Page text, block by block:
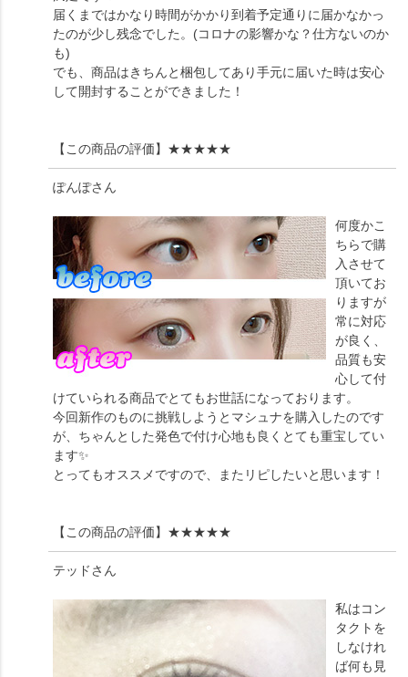
届くまではかなり時間がかかり到着予定通りに届かなかっ
たのが少し残念でした。(コロナの影響かな？仕方ないのか
も)
でも、商品はきちんと梱包してあり手元に届いた時は安心
して開封することができました！
【この商品の評価】 ★★★★★
ぽんぽさん
何度かこ
ちらで購
入させて
頂いてお
りますが
常に対応
が良く、
品質も安
心して付
けていられる商品でとてもお世話になっております。
今回新作のものに挑戦しようとマシュナを購入したのです
が、ちゃんとした発色で付け心地も良くとても重宝してい
ます✨
とってもオススメですので、またリピしたいと思います！
【この商品の評価】 ★★★★★
テッド さん
私はコン
タクトを
しなけれ
ば何も見